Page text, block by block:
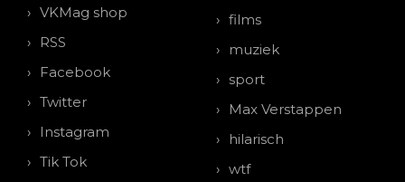
VKMag shop
RSS
Facebook
Twitter
Instagram
Tik Tok
films
muziek
sport
Max Verstappen
hilarisch
wtf